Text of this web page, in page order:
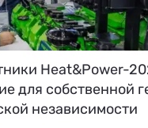
Heat&Power-
для собственной
независимости